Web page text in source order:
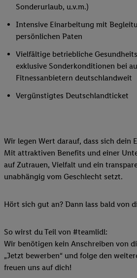
Sonderurlaub, u.v.m.)
Intensive Einarbeitung mit
persönlichen Paten
Vielfältige betriebliche
exklusive Sonderkonditionen bei
Fitnessanbietern deutschlandweit
Vergünstigtes Deutschlandticket
Wir legen Wert darauf, dass sich dein
Mit attraktiven Benefits und einer
auf Zutrauen, Vielfalt und ein
unabhängig vom Geschlecht setzt.
Hört sich gut an? Dann lass bald von
So wirst du Teil von #teamlidl:
Wir benötigen kein Anschreiben von
„Jetzt bewerben“ und folge den
freuen uns auf dich!